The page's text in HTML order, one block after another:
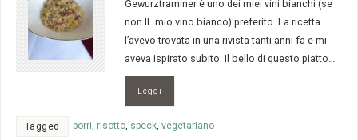
Gewurztraminer è uno dei miei vini bianchi (se
non IL mio vino bianco) preferito. La ricetta
l’avevo trovata in una rivista tanti anni fa e mi
aveva ispirato subito. Il bello di questo piatto…
Leggi
Tagged porri, risotto, speck, vegetariano